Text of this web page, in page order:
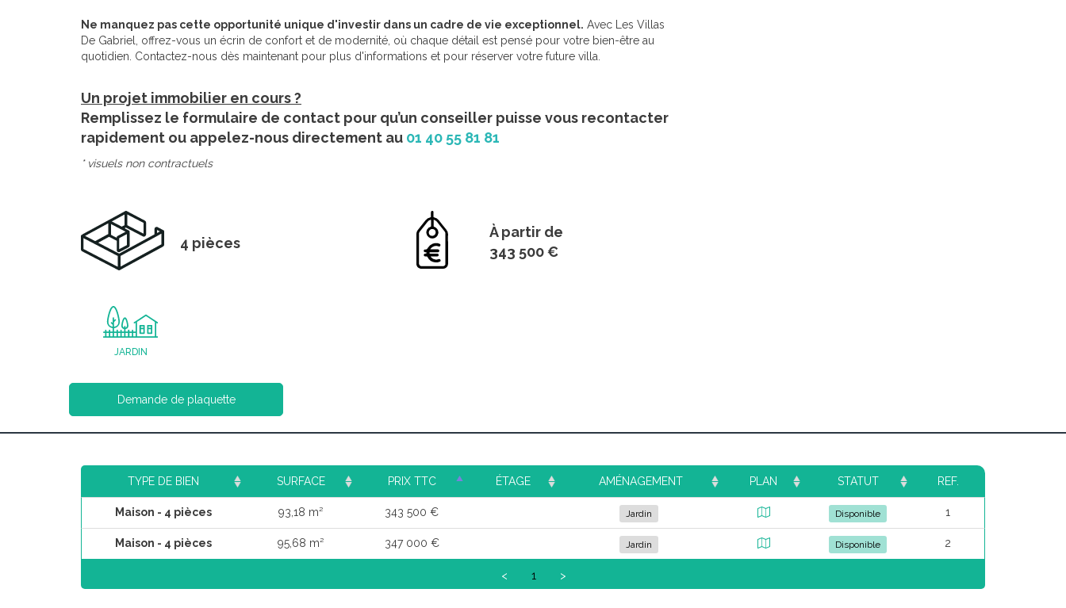
Ne manquez pas cette opportunité unique d'investir dans un cadre de vie exceptionnel. Avec Les Villas
De Gabriel, offrez-vous un écrin de confort et de modernité, où chaque détail est pensé pour votre bien-être au
quotidien. Contactez-nous dès maintenant pour plus d'informations et pour réserver votre future villa.
Un projet immobilier en cours ?
Remplissez le formulaire de contact pour qu’un conseiller puisse vous recontacter
rapidement ou appelez-nous directement au 01 40 55 81 81
* visuels non contractuels
4 pièces
À partir de
343 500 €
JARDIN
Demande de plaquette
TYPE DE BIEN SURFACE PRIX TTC ÉTAGE AMÉNAGEMENT PLAN STATUT REF.
Maison - 4 pièces 93,18 m² 343 500 € Jardin Disponible 1
Maison - 4 pièces 95,68 m² 347 000 € Jardin Disponible 2
< 1 >